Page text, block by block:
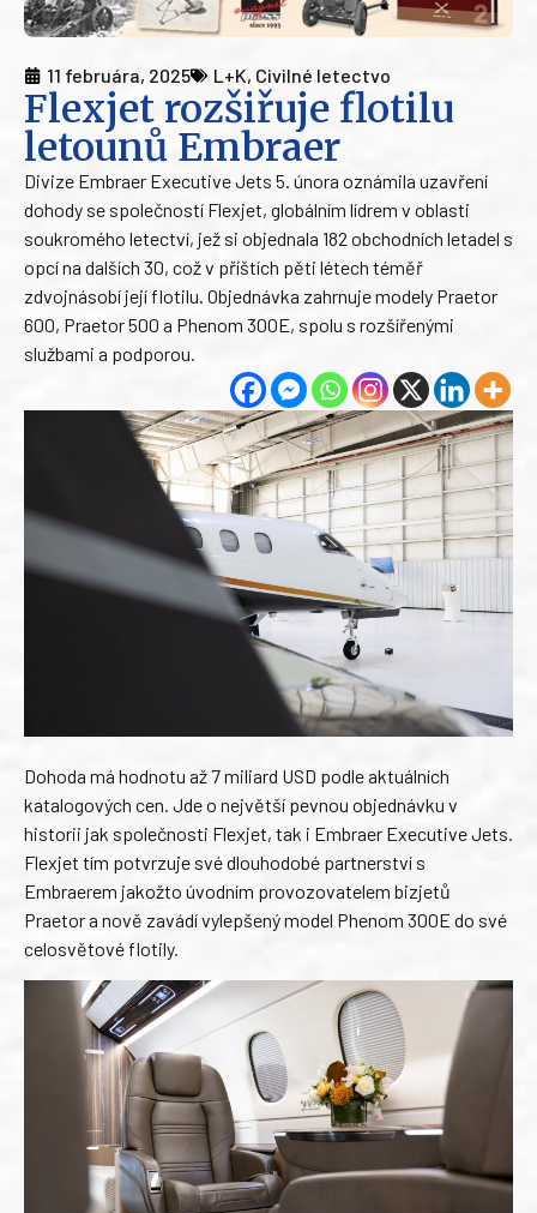
11 februára, 2025 L+K, Civilné letectvo
Flexjet rozšiřuje flotilu
letounů Embraer
Divize Embraer Executive Jets 5. února oznámila uzavření
dohody se společností Flexjet, globálním lídrem v oblasti
soukromého letectví, jež si objednala 182 obchodních letadel s
opcí na dalších 30, což v příštích pěti létech téměř
zdvojnásobí její flotilu. Objednávka zahrnuje modely Praetor
600, Praetor 500 a Phenom 300E, spolu s rozšířenými
službami a podporou.
Dohoda má hodnotu až 7 miliard USD podle aktuálních
katalogových cen. Jde o největší pevnou objednávku v
historii jak společnosti Flexjet, tak i Embraer Executive Jets.
Flexjet tím potvrzuje své dlouhodobé partnerství s
Embraerem jakožto úvodním provozovatelem bizjetů
Praetor a nově zavádí vylepšený model Phenom 300E do své
celosvětové flotily.